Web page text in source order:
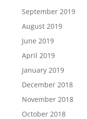
September 2019
August 2019
June 2019
April 2019
January 2019
December 2018
November 2018
October 2018